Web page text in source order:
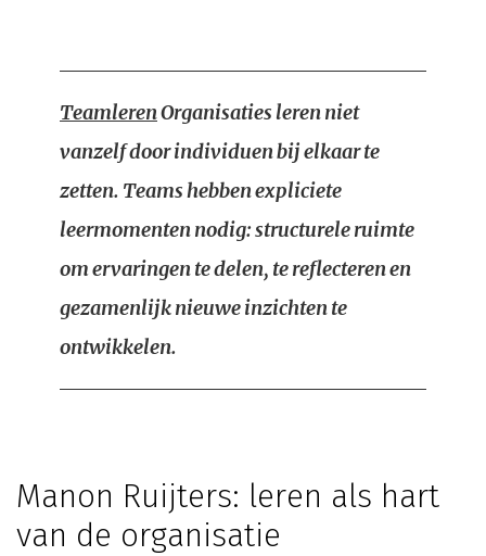
TeamlerenOrganisaties leren niet
vanzelf door individuen bij elkaar te
zetten. Teams hebben expliciete
leermomenten nodig: structurele ruimte
om ervaringen te delen, te reflecteren en
gezamenlijk nieuwe inzichten te
ontwikkelen.
Manon Ruijters: leren als hart
van de organisatie